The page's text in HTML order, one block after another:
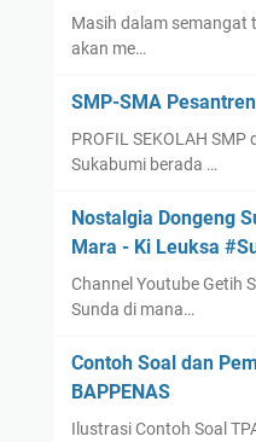
Masih dalam semangat
akan me…
SMP-SMA
PROFIL SEKOLAH SMP
Sukabumi berada …
Nostalgia Dongeng
Mara - Ki Leuksa
Channel Youtube Getih
Sunda di mana…
Contoh Soal dan
BAPPENAS
Ilustrasi Contoh Soal